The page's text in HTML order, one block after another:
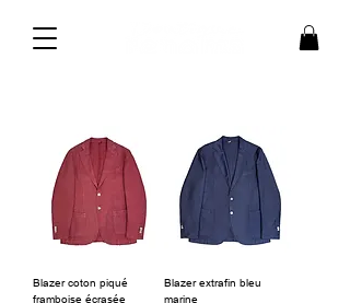
Blazer coton piqué
framboise écrasée
Blazer extrafin bleu
marine